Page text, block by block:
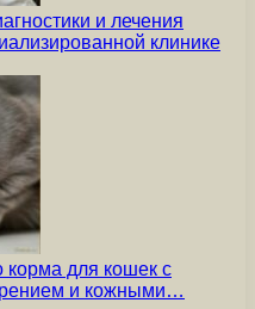
и лечения
клинике
корма для кошек с
и кожными…